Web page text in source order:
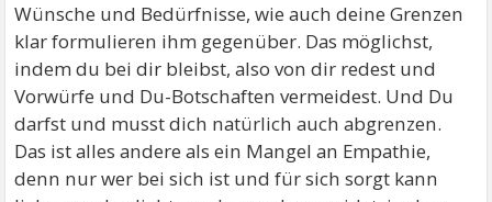
Wünsche und Bedürfnisse, wie auch deine Grenzen
klar formulieren ihm gegenüber. Das möglichst,
indem du bei dir bleibst, also von dir redest und
Vorwürfe und Du-Botschaften vermeidest. Und Du
darfst und musst dich natürlich auch abgrenzen.
Das ist alles andere als ein Mangel an Empathie,
denn nur wer bei sich ist und für sich sorgt kann